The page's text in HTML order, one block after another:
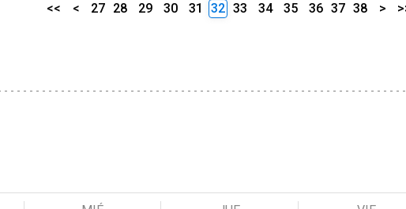
<< < 27 28 29 30 31 32 33 34 35 36 37 38 >